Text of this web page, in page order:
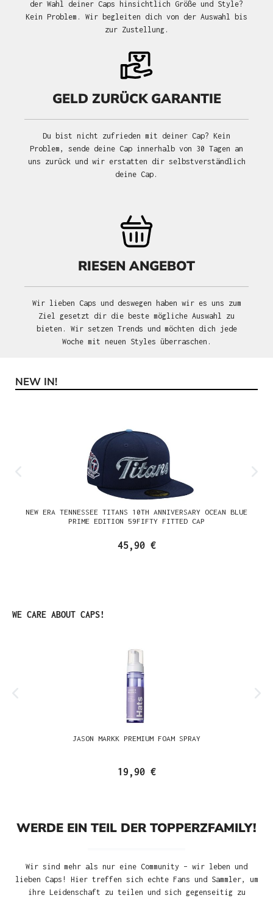
der Wahl deiner Caps hinsichtlich Größe und Style?
Kein Problem. Wir begleiten dich von der Auswahl bis
zur Zustellung.
GELD ZURÜCK GARANTIE
Du bist nicht zufrieden mit deiner Cap? Kein
Problem, sende deine Cap innerhalb von 30 Tagen an
uns zurück und wir erstatten dir selbstverständlich
deine Cap.
RIESEN ANGEBOT
Wir lieben Caps und deswegen haben wir es uns zum
Ziel gesetzt dir die beste mögliche Auswahl zu
bieten. Wir setzen Trends und möchten dich jede
Woche mit neuen Styles überraschen.
Produktgalerie überspringen
NEW IN!
NEW ERA TENNESSEE TITANS 10TH ANNIVERSARY OCEAN BLUE
PRIME EDITION 59FIFTY FITTED CAP
45,90 €
Produktgalerie überspringen
WE CARE ABOUT CAPS!
JASON MARKK PREMIUM FOAM SPRAY
19,90 €
WERDE EIN TEIL DER TOPPERZFAMILY!
Wir sind mehr als nur eine Community – wir leben und
lieben Caps! Hier treffen sich echte Fans und Sammler, um
ihre Leidenschaft zu teilen und sich gegenseitig zu